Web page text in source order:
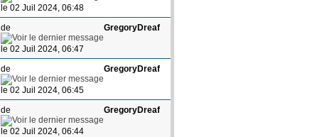
le 02 Juil 2024, 06:48
deGregoryDreaf
le 02 Juil 2024, 06:47
deGregoryDreaf
le 02 Juil 2024, 06:45
deGregoryDreaf
le 02 Juil 2024, 06:44